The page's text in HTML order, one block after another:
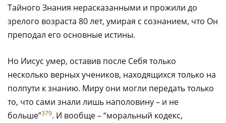
Тайного Знания нерасказанными и прожили до
зрелого возраста 80 лет, умирая с сознанием, что Он
преподал его основные истины.
Но Иисус умер, оставив после Себя только
несколько верных учеников, находящихся только на
полпути к знанию. Миру они могли передать только
то, что сами знали лишь наполовину – и не
больше”379. И вообще – “моральный кодекс,